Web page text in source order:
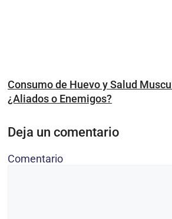
Consumo de Huevo y Salud
¿Aliados o Enemigos?
Deja un comentario
Comentario